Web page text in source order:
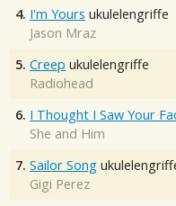
4. I'm Yours ukulelengriffe
Jason Mraz
5. Creep ukulelengriffe
Radiohead
6. I Thought I Saw Your
She and Him
7. Sailor Song
Gigi Perez